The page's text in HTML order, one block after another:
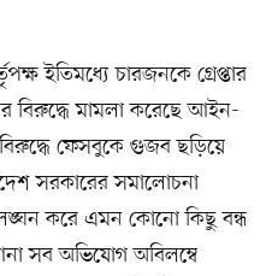
ইতিমধ্যে চারজনকে গ্রেপ্তার
বিরুদ্ধে মামলা করেছে আইন-
বিরুদ্ধে ফেসবুকে গুজব ছড়িয়ে
সরকারের সমালোচনা
করে এমন কোনো কিছু বন্ধ
সব অভিযোগ অবিলম্বে